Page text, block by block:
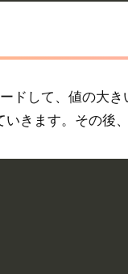
ドして、値の大
きます。その後